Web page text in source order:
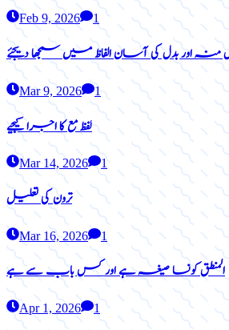
Feb 9, 2026 1
اور بدل کی آسان الفاظ میں سمجھا دیجئے
Mar 9, 2026 1
لفظ مع کا اجرا کیجیے
Mar 14, 2026 1
ترون کی تعلیل
Mar 16, 2026 1
المنطق کونسا صیغہ ہے اور کس باب سے ہے
Apr 1, 2026 1